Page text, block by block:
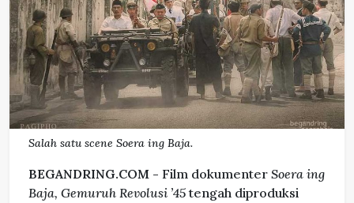
Salah satu scene Soera ing Baja.
BEGANDRING.COM - Film dokumenter Soera ing
Baja, Gemuruh Revolusi ’45tengah diproduksi